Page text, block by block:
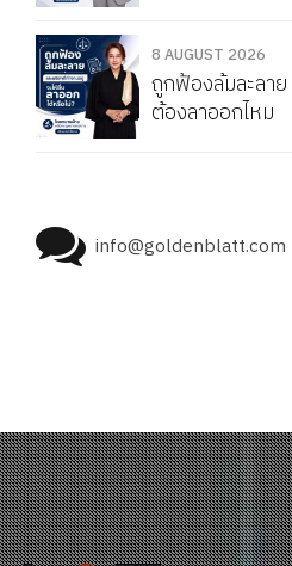
8 AUGUST 2026
ถูกฟ้องล้มละลา
ต้องลาออกไหม
info@goldenblatt.com